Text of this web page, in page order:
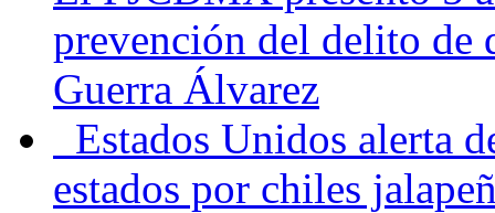
prevención del delito de
Guerra Álvarez
Estados Unidos alerta
estados por chiles